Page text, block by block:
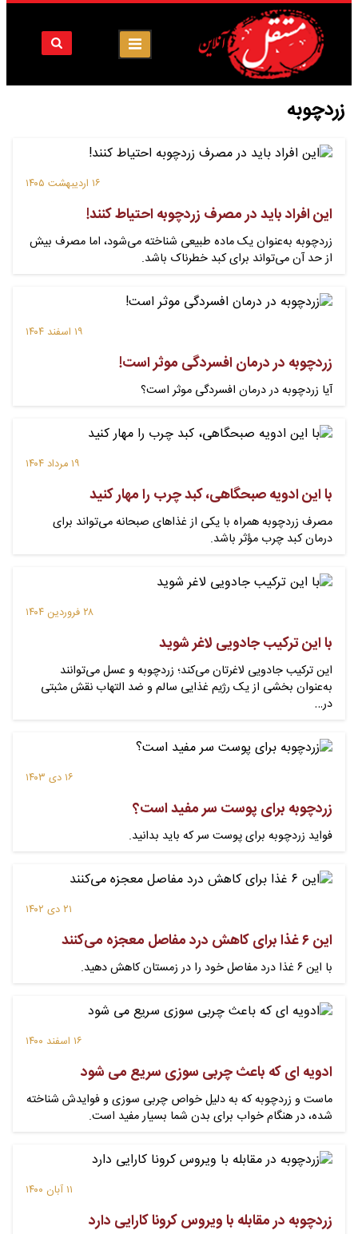
زردچوبه
۱۶ اردیبهشت ۱۴۰۵
این افراد باید در مصرف زردچوبه احتیاط کنند!
زردچوبه به‌عنوان یک ماده طبیعی شناخته می‌شود، اما مصرف بیش
از حد آن می‌تواند برای کبد خطرناک باشد.
۱۹ اسفند ۱۴۰۴
زردچوبه در درمان افسردگی موثر است!
آیا زردچوبه در درمان افسردگی موثر است؟
۱۹ مرداد ۱۴۰۴
با این ادویه صبحگاهی، کبد چرب را مهار کنید
مصرف زردچوبه همراه با یکی از غذاهای صبحانه می‌تواند برای
درمان کبد چرب مؤثر باشد.
۲۸ فروردین ۱۴۰۴
با این ترکیب جادویی لاغر شوید
این ترکیب جادویی لاغرتان می‌کند؛ زردچوبه و عسل می‌توانند
به‌عنوان بخشی از یک رژیم غذایی سالم و ضد التهاب نقش مثبتی
در…
۱۶ دی ۱۴۰۳
زردچوبه برای پوست سر مفید است؟
فواید زردچوبه برای پوست سر که باید بدانید.
۲۱ دی ۱۴۰۲
این ۶ غذا برای کاهش درد مفاصل معجزه می‌کنند
با این ۶ غذا درد مفاصل خود را در زمستان کاهش دهید.
۱۶ اسفند ۱۴۰۰
ادویه ای که باعث چربی سوزی سریع می شود
ماست و زردچوبه که به دلیل خواص چربی سوزی و فوایدش شناخته
شده، در هنگام خواب برای بدن شما بسیار مفید است.
۱۱ آبان ۱۴۰۰
زردچوبه در مقابله با ویروس کرونا کارایی دارد